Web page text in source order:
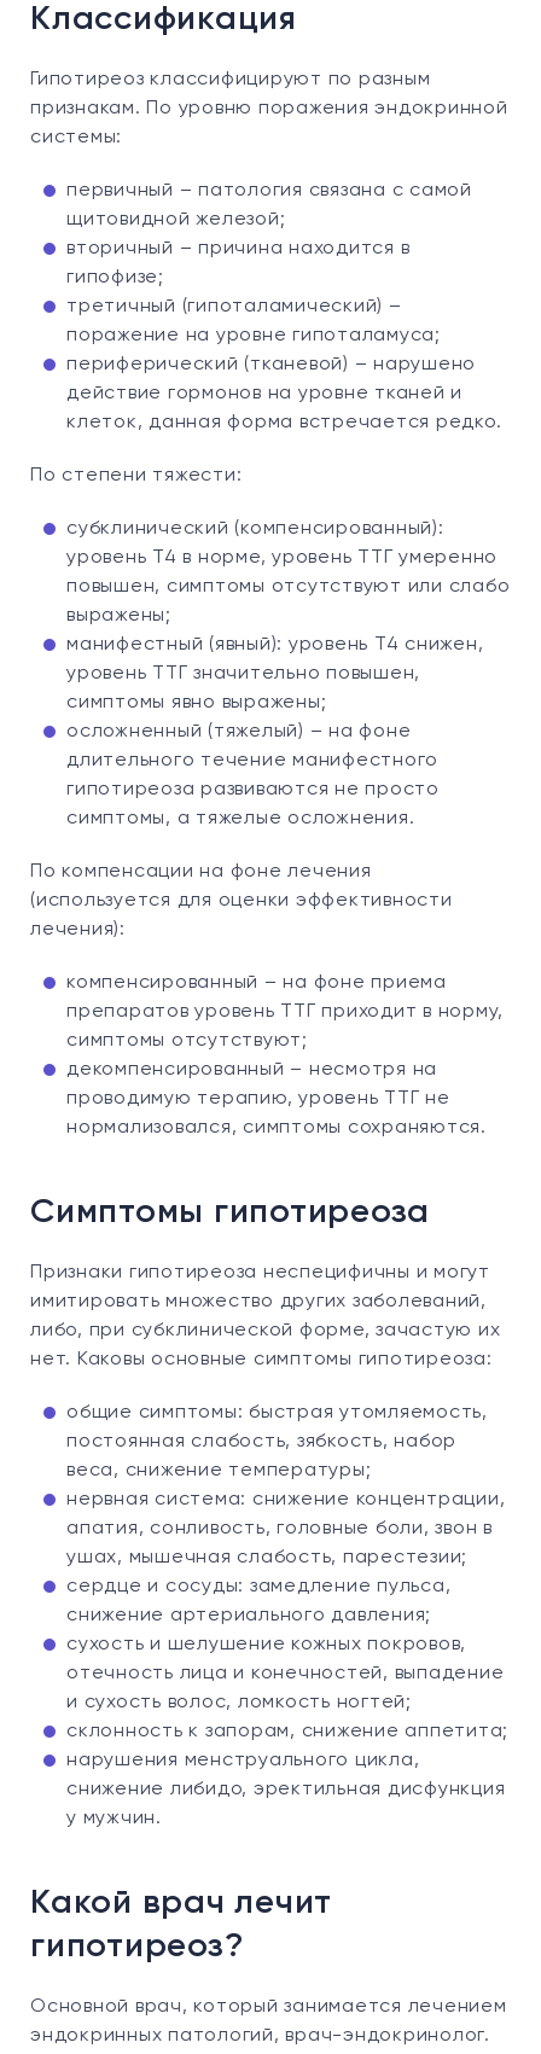
Классификация
Гипотиреоз классифицируют по разным
признакам. По уровню поражения эндокринной
системы:
первичный – патология связана с самой
щитовидной железой;
вторичный – причина находится в
гипофизе;
третичный (гипоталамический) –
поражение на уровне гипоталамуса;
периферический (тканевой) – нарушено
действие гормонов на уровне тканей и
клеток, данная форма встречается редко.
По степени тяжести:
субклинический (компенсированный):
уровень Т4 в норме, уровень ТТГ умеренно
повышен, симптомы отсутствуют или слабо
выражены;
манифестный (явный): уровень Т4 снижен,
уровень ТТГ значительно повышен,
симптомы явно выражены;
осложненный (тяжелый) – на фоне
длительного течение манифестного
гипотиреоза развиваются не просто
симптомы, а тяжелые осложнения.
По компенсации на фоне лечения
(используется для оценки эффективности
лечения):
компенсированный – на фоне приема
препаратов уровень ТТГ приходит в норму,
симптомы отсутствуют;
декомпенсированный – несмотря на
проводимую терапию, уровень ТТГ не
нормализовался, симптомы сохраняются.
Симптомы гипотиреоза
Признаки гипотиреоза неспецифичны и могут
имитировать множество других заболеваний,
либо, при субклинической форме, зачастую их
нет. Каковы основные симптомы гипотиреоза:
общие симптомы: быстрая утомляемость,
постоянная слабость, зябкость, набор
веса, снижение температуры;
нервная система: снижение концентрации,
апатия, сонливость, головные боли, звон в
ушах, мышечная слабость, парестезии;
сердце и сосуды: замедление пульса,
снижение артериального давления;
сухость и шелушение кожных покровов,
отечность лица и конечностей, выпадение
и сухость волос, ломкость ногтей;
склонность к запорам, снижение аппетита;
нарушения менструального цикла,
снижение либидо, эректильная дисфункция
у мужчин.
Какой врач лечит
гипотиреоз?
Основной врач, который занимается лечением
эндокринных патологий, врач-эндокринолог.